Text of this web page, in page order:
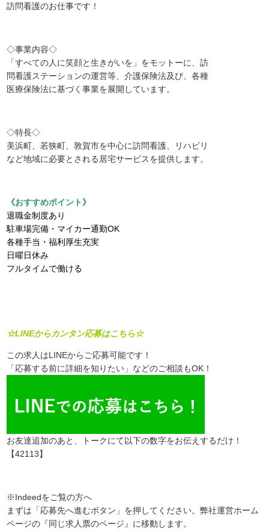
訪問看護のお仕事です！
◇事業内容◇
「すべての人に笑顔と生きがいを」をモットーに、訪
問看護ステーションの運営等、介護保険法及び、各種
医療保険法に基づく事業を展開しています。
◇特長◇
美浜町、若狭町、敦賀市を中心に訪問看護、リハビリ
など地域に必要とされる居宅サービスを提供します。
《おすすめポイント》
退職金制度あり
駐車場完備・マイカー通勤OK
各種手当・福利厚生充実
日曜日休み
フルタイムで働ける
☆LINEからカンタン応募はこちら☆
この求人はLINEからご応募可能です！
「応募する前に詳細を知りたい」などのご相談もOK！
お友達追加のあと、トークにて以下の数字をお伝えするだけ！
【42113】
※Indeedをご覧の方へ
まずは「応募先へ進むボタン」を押してください。弊社運営ホーム
ページの『同じ求人票のページ』に移動します。